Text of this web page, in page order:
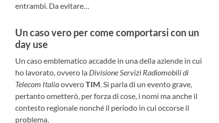
entrambi. Da evitare…
Un caso vero per come comportarsi con un
day use
Un caso emblematico accadde in una della aziende in cui
ho lavorato, ovvero la Divisione Servizi Radiomobili di
Telecom ItaliaovveroTIM . Si parla di un evento grave,
pertanto ometterò, per forza di cose, i nomi ma anche il
contesto regionale nonché il periodo in cui occorse il
problema.